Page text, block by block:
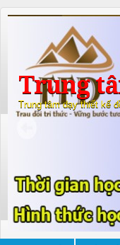
Trung
Trung tâm dạy thiết kế